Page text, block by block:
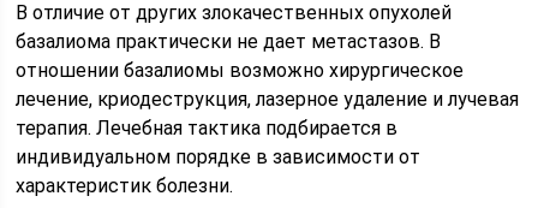
В отличие от других злокачественных опухолей
базалиома практически не дает метастазов. В
отношении базалиомы возможно хирургическое
лечение, криодеструкция, лазерное удаление и лучевая
терапия. Лечебная тактика подбирается в
индивидуальном порядке в зависимости от
характеристик болезни.